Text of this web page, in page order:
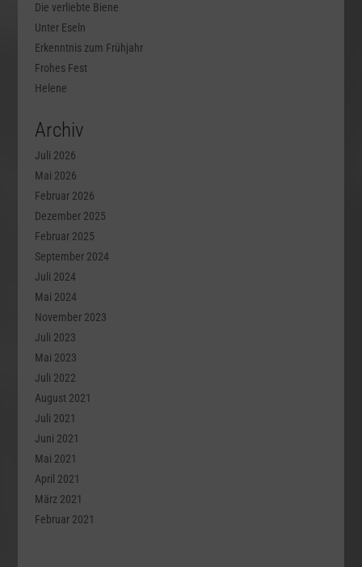
Die verliebte Biene
Unter Eseln
Erkenntnis zum Frühjahr
Frohes Fest
Helene
Archiv
Juli 2026
Mai 2026
Februar 2026
Dezember 2025
Februar 2025
September 2024
Juli 2024
Mai 2024
November 2023
Juli 2023
Mai 2023
Juli 2022
August 2021
Juli 2021
Juni 2021
Mai 2021
April 2021
März 2021
Februar 2021